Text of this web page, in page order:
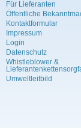
Für Lieferanten
Öffentliche
Kontaktformular
Impressum
Login
Datenschutz
Whistleblower &
Umweltleitbild